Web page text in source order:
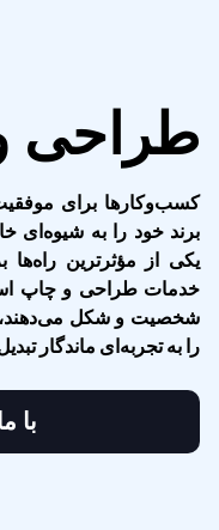
صفحه اصلی
نمونه کارها
بلاگ
درباره ما
تماس با ما
طراحی
کسب‌وکارها برای
برند خود را به
یکی از مؤثرترین
خدمات طراحی و چاپ
شخصیت و شکل می‌دهند،
را به تجربه‌ای ماندگار
با